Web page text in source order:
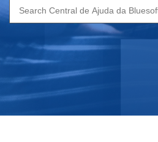
Search
for: